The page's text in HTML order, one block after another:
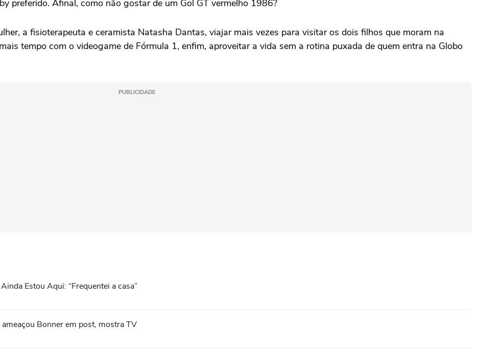
preferido. Afinal, como não gostar de um Gol GT vermelho 1986?
a fisioterapeuta e ceramista Natasha Dantas, viajar mais vezes para visitar os dois filhos que moram na
tempo com o videogame de Fórmula 1, enfim, aproveitar a vida sem a rotina puxada de quem entra na Globo
PUBLICIDADE
Estou Aqui: “Frequentei a casa”
Bonner em post, mostra TV